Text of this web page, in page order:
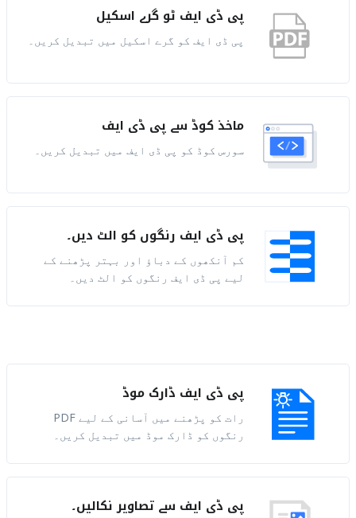
پی ڈی ایف ٹو گرے اسکیل
پی ڈی ایف کو گرے اسکیل میں تبدیل کریں۔
ماخذ کوڈ سے پی ڈی ایف
سورس کوڈ کو پی ڈی ایف میں تبدیل کریں۔
پی ڈی ایف رنگوں کو الٹ دیں۔
کم آنکھوں کے دباؤ اور بہتر پڑھنے کے
لیے پی ڈی ایف رنگوں کو الٹ دیں۔
پی ڈی ایف ڈارک موڈ
رات کو پڑھنے میں آسانی کے لیے PDF
رنگوں کو ڈارک موڈ میں تبدیل کریں۔
پی ڈی ایف سے تصاویر نکالیں۔